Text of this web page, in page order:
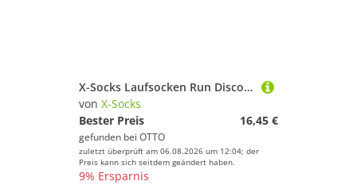
X-Socks Laufsocken Run Discover Crew fluo pink/schwarz Herren - 1 Paar
von X-Socks
Bester Preis
16,45 €
gefunden bei OTTO
zuletzt überprüft am 06.08.2026 um 12:04; der
Preis kann sich seitdem geändert haben.
9% Ersparnis